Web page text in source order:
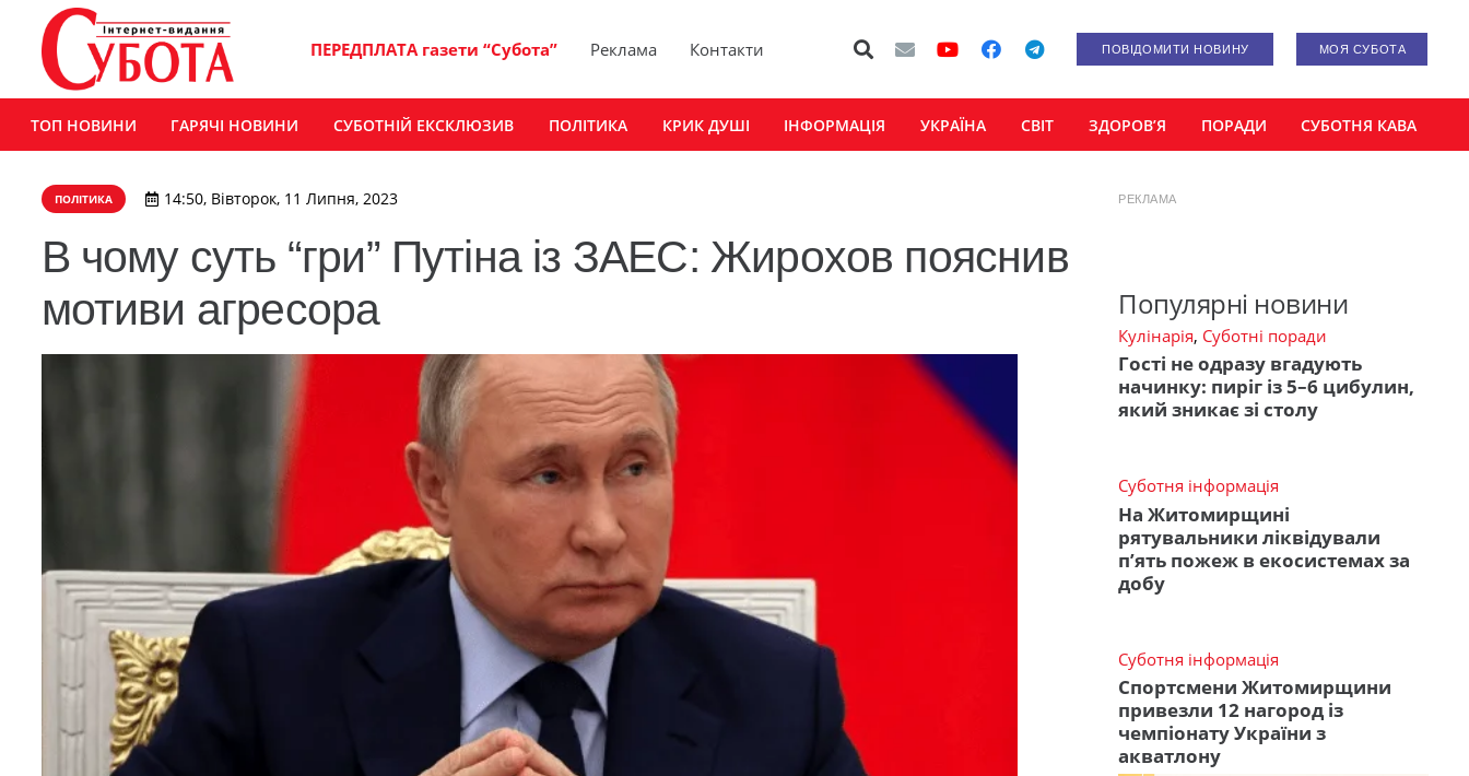
ПЕРЕДПЛАТА газети “Субота” Реклама Контакти ПОВІДОМИТИ НОВИНУ МОЯ СУБОТА
ТОП НОВИНИ ГАРЯЧІ НОВИНИ СУБОТНІЙ ЕКСКЛЮЗИВ ПОЛІТИКА КРИК ДУШІ ІНФОРМАЦІЯ УКРАЇНА СВІТ ЗДОРОВ’Я ПОРАДИ СУБОТНЯ КАВА
ПОЛІТИКА 14:50, Вівторок, 11 Липня, 2023
В чому суть “гри” Путіна із ЗАЕС: Жирохов пояснив
мотиви агресора
РЕКЛАМА
Популярні новини
Кулінарія, Суботні поради
Гості не одразу вгадують
начинку: пиріг із 5–6 цибулин,
який зникає зі столу
Суботня інформація
На Житомирщині
рятувальники ліквідували
п’ять пожеж в екосистемах за
добу
Суботня інформація
Спортсмени Житомирщини
привезли 12 нагород із
чемпіонату України з
акватлону